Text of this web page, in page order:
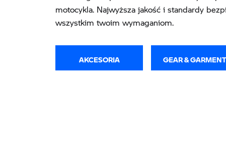
motocykla. Najwyższa jakość i standardy
wszystkim twoim wymaganiom.
AKCESORIA GEAR & GARMENT